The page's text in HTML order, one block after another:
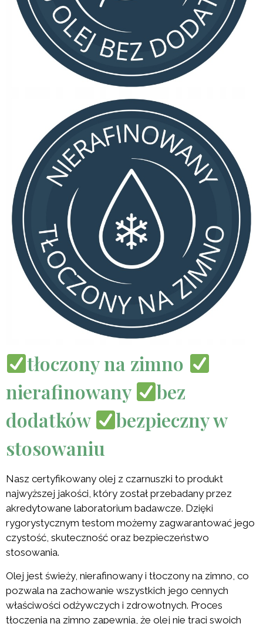
tłoczony na zimno
nierafinowany
bez
dodatków
bezpieczny w
stosowaniu
Nasz certyfikowany olej z czarnuszki to produkt
najwyższej jakości, który został przebadany przez
akredytowane laboratorium badawcze. Dzięki
rygorystycznym testom możemy zagwarantować jego
czystość, skuteczność oraz bezpieczeństwo
stosowania.
Olej jest świeży, nierafinowany i tłoczony na zimno, co
pozwala na zachowanie wszystkich jego cennych
właściwości odżywczych i zdrowotnych. Proces
tłoczenia na zimno zapewnia, że olej nie traci swoich